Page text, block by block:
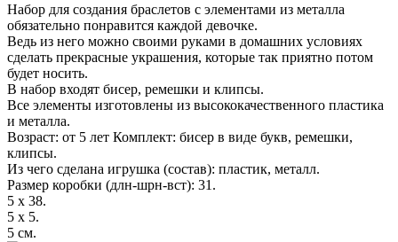
Набор для создания браслетов с элементами из металла
обязательно понравится каждой девочке.
Ведь из него можно своими руками в домашних условиях
сделать прекрасные украшения, которые так приятно потом
будет носить.
В набор входят бисер, ремешки и клипсы.
Все элементы изготовлены из высококачественного пластика
и металла.
Возраст: от 5 лет Комплект: бисер в виде букв, ремешки,
клипсы.
Из чего сделана игрушка (состав): пластик, металл.
Размер коробки (длн-шрн-вст): 31.
5 х 38.
5 х 5.
5 см.